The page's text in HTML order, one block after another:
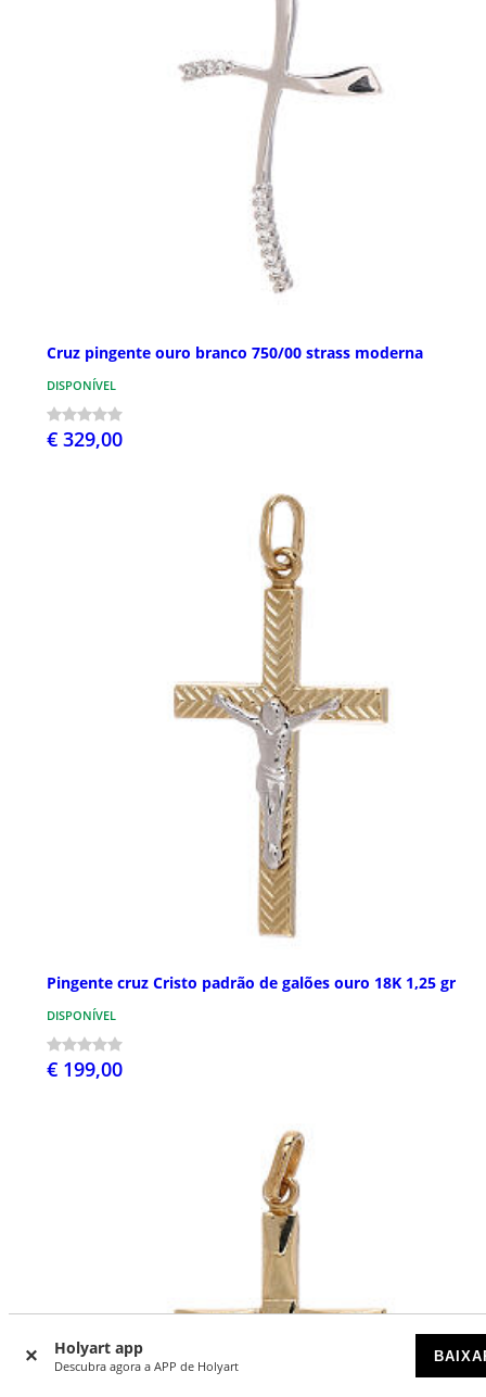
Holyart app
Descubra agora a APP de Holyart
Cruz pingente ouro branco 750/00 strass moderna
DISPONÍVEL
€ 329,00
Pingente cruz Cristo padrão de galões ouro 18K 1,25 gr
DISPONÍVEL
€ 199,00